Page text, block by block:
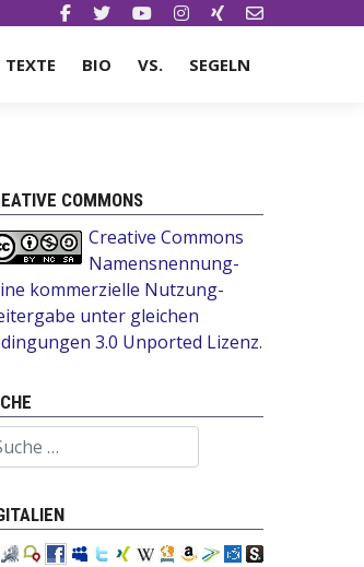
TEXTE BIO VS. SEGELN
COMMONS
Creative Commons
Namensnennung-
kommerzielle Nutzung-
unter gleichen
3.0 Unported Lizenz.